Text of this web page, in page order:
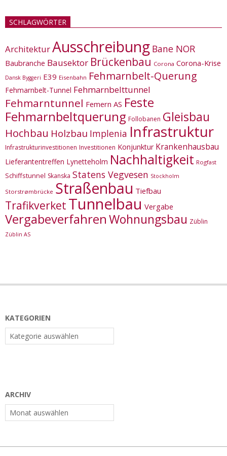
SCHLAGWÖRTER
ArchitekturAusschreibung Bane NOR
Baubranche Bausektor Brückenbau Corona Corona-Krise
Dansk Byggeri E39 Eisenbahn Fehmarnbelt-Querung
Fehmarnbelt-Tunnel Fehmarnbelttunnel
Fehmarntunnel Femern AS Feste
Fehmarnbeltquerung Follobanen Gleisbau
Hochbau Holzbau Implenia Infrastruktur
Infrastrukturinvestitionen Investitionen Konjunktur Krankenhausbau
Lieferantentreffen Lynetteholm Nachhaltigkeit Rogfast
Schiffstunnel Skanska Statens Vegvesen Stockholm
Storstrømbrücke Straßenbau Tiefbau
Trafikverket Tunnelbau Vergabe
VergabeverfahrenWohnungsbau Züblin
Züblin AS
KATEGORIEN
Kategorien
ARCHIV
Archiv